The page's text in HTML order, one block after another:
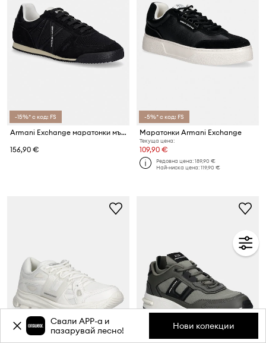
-15%* с код: FS
Armani Exchange маратонки мъжки
156,90 €
-5%* с код: FS
Маратонки Armani Exchange
Текуща цена:
109,90 €
Редовна цена:189,90 €
Най-ниска цена:119,90 €
Свали APP-a и
пазарувай лесно!
Нови колекции